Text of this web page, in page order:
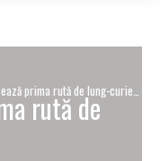
prima rută de lung-curier
rută de